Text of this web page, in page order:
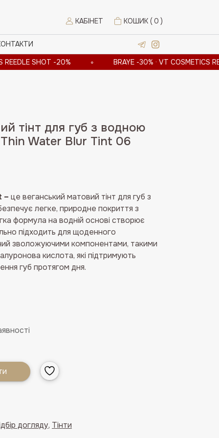
КАБІНЕТ КОШИК ( 0 )
SHOT -20% ∘ BRAYE -30% · VT COSMETICS REEDLE
тінт для губ з водною
Thin Water Blur Tint 06
– це веганський матовий тінт для губ з
легке, природне покриття з
формула на водній основі створює
підходить для щоденного
зволожуючими компонентами, такими
кислота, які підтримують
губ протягом дня.
догляду, Тінти